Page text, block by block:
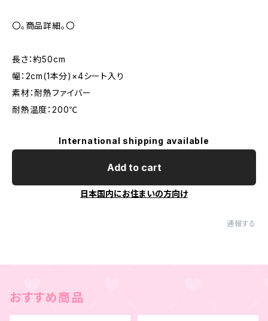
〇。商品詳細。〇
長さ：約50cm
幅：2cm(1本分)×4シート入り
素材：耐熱ファイバー
耐熱温度：200℃
International shipping available
Add to cart
日本国内にお住まいの方向け
通報する
おすすめ商品